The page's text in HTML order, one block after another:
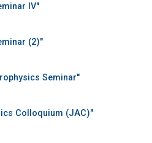
IV"
(2)"
Seminar"
Colloquium (JAC)"